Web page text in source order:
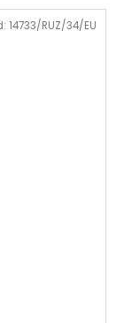
14733/RUZ/34/EU